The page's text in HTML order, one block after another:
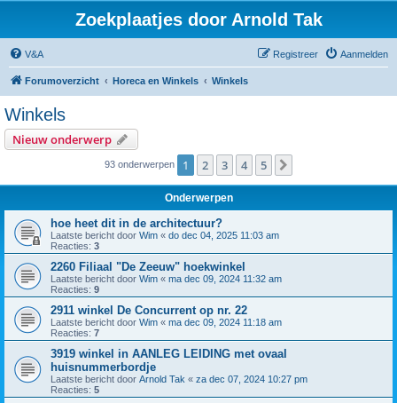
Zoekplaatjes door Arnold Tak
V&A Aanmelden
Registreer
Forumoverzicht Horeca en Winkels Winkels
Winkels
Nieuw onderwerp
93 onderwerpen 1 2 3 4 5
Onderwerpen
hoe heet dit in de architectuur?
Laatste bericht door Wim « do dec 04, 2025 11:03 am
Reacties: 3
2260 Filiaal "De Zeeuw" hoekwinkel
Laatste bericht door Wim « ma dec 09, 2024 11:32 am
Reacties: 9
2911 winkel De Concurrent op nr. 22
Laatste bericht door Wim « ma dec 09, 2024 11:18 am
Reacties: 7
3919 winkel in AANLEG LEIDING met ovaal
huisnummerbordje
Laatste bericht door Arnold Tak « za dec 07, 2024 10:27 pm
Reacties: 5